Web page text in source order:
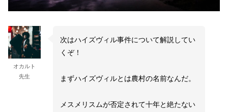
オカルト
先生
次はハイズヴィル事件について解説してい
くぞ！
まずハイズヴィルとは農村の名前なんだ。
メスメリスムが否定されて十年と絶たない